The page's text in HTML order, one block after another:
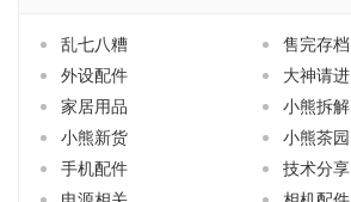
乱七八糟
售完存档
外设配件
大神请进
家居用品
小熊拆解
小熊新货
小熊茶园
手机配件
技术分享